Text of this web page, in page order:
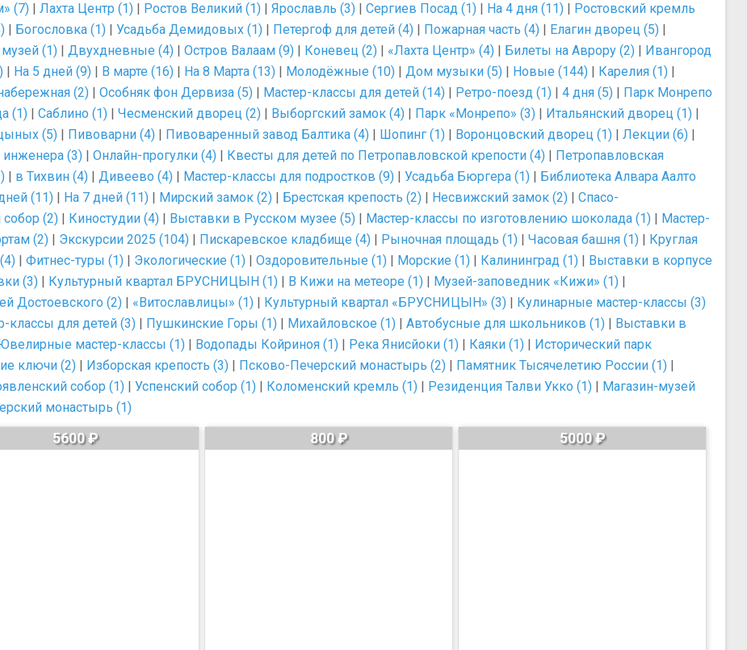
(7) | Лахта Центр (1) | Ростов Великий (1) | Ярославль (3) | Сергиев Посад (1) | На 4 дня (11) | Ростовский кремль
| Богословка (1) | Усадьба Демидовых (1) | Петергоф для детей (4) | Пожарная часть (4) | Елагин дворец (5) |
(1) | Двухдневные (4) | Остров Валаам (9) | Коневец (2) | «Лахта Центр» (4) | Билеты на Аврору (2) | Ивангород
| На 5 дней (9) | В марте (16) | На 8 Марта (13) | Молодёжные (10) | Дом музыки (5) | Новые (144) | Карелия (1) |
(2) | Особняк фон Дервиза (5) | Мастер-классы для детей (14) | Ретро-поезд (1) | 4 дня (5) | Парк Монрепо
(1) | Саблино (1) | Чесменский дворец (2) | Выборгский замок (4) | Парк «Монрепо» (3) | Итальянский дворец (1) |
(5) | Пивоварни (4) | Пивоваренный завод Балтика (4) | Шопинг (1) | Воронцовский дворец (1) | Лекции (6) |
инженера (3) | Онлайн-прогулки (4) | Квесты для детей по Петропавловской крепости (4) | Петропавловская
| в Тихвин (4) | Дивеево (4) | Мастер-классы для подростков (9) | Усадьба Бюргера (1) | Библиотека Алвара Аалто
(11) | На 7 дней (11) | Мирский замок (2) | Брестская крепость (2) | Несвижский замок (2) | Спасо-
(2) | Киностудии (4) | Выставки в Русском музее (5) | Мастер-классы по изготовлению шоколада (1) | Мастер-
(2) | Экскурсии 2025 (104) | Пискаревское кладбище (4) | Рыночная площадь (1) | Часовая башня (1) | Круглая
| Фитнес-туры (1) | Экологические (1) | Оздоровительные (1) | Морские (1) | Калининград (1) | Выставки в корпусе
(3) | Культурный квартал БРУСНИЦЫН (1) | В Кижи на метеоре (1) | Музей-заповедник «Кижи» (1) |
Достоевского (2) | «Витославлицы» (1) | Культурный квартал «БРУСНИЦЫН» (3) | Кулинарные мастер-классы (3)
классы для детей (3) | Пушкинские Горы (1) | Михайловское (1) | Автобусные для школьников (1) | Выставки в
мастер-классы (1) | Водопады Койриноя (1) | Река Янисйоки (1) | Каяки (1) | Исторический парк
ключи (2) | Изборская крепость (3) | Псково-Печерский монастырь (2) | Памятник Тысячелетию России (1) |
собор (1) | Успенский собор (1) | Коломенский кремль (1) | Резиденция Талви Укко (1) | Магазин-музей
монастырь (1)
5600 ₽ 800 ₽ 5000 ₽